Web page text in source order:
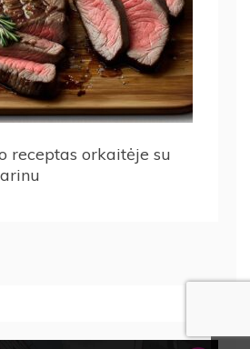
receptas orkaitėje su